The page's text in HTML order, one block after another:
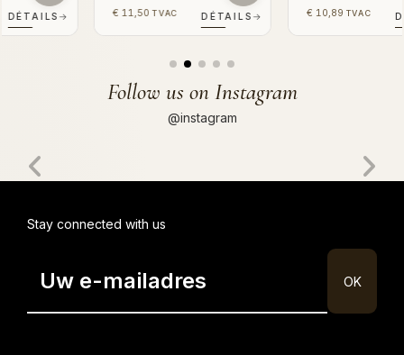
€ 11,50 DÉTAILS→ € 10,89 DÉTAILS→
Follow us on Instagram
@instagram
Stay connected with us